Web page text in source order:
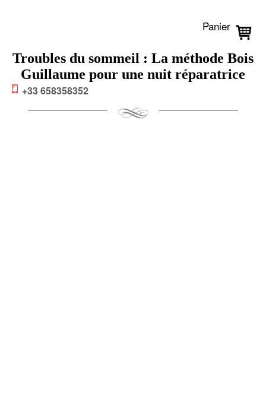
+33 658358352
Panier
Troubles du sommeil : La méthode Bois
Guillaume pour une nuit réparatrice